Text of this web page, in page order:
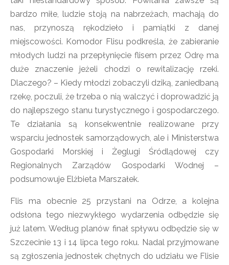
bardzo miłe, ludzie stoją na nabrzeżach, machają do
nas, przynoszą rękodzieło i pamiątki z danej
miejscowości. Komodor Flisu podkreśla, że zabieranie
młodych ludzi na przepłynięcie flisem przez Odrę ma
duże znaczenie jeżeli chodzi o rewitalizację rzeki.
Dlaczego? – Kiedy młodzi zobaczyli dziką, zaniedbaną
rzekę, poczuli, że trzeba o nią walczyć i doprowadzić ją
do najlepszego stanu turystycznego i gospodarczego.
Te działania są konsekwentnie realizowane przy
wsparciu jednostek samorządowych, ale i Ministerstwa
Gospodarki Morskiej i Żeglugi Śródlądowej czy
Regionalnych Zarządów Gospodarki Wodnej –
podsumowuje Elżbieta Marszałek.
Flis ma obecnie 25 przystani na Odrze, a kolejna
odsłona tego niezwykłego wydarzenia odbędzie się
już latem. Według planów finał spływu odbędzie się w
Szczecinie 13 i 14 lipca tego roku. Nadal przyjmowane
są zgłoszenia jednostek chętnych do udziału we Flisie